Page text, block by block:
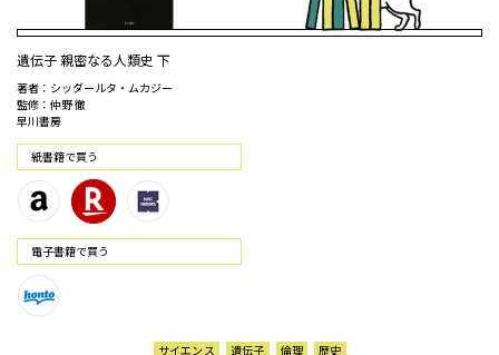
遺伝子 親密なる人類史 下
著者：シッダールタ・ムカジー
監修：仲野 徹
早川書房
紙書籍で買う
電⼦書籍で買う
サイエンス 遺伝子 倫理 歴史